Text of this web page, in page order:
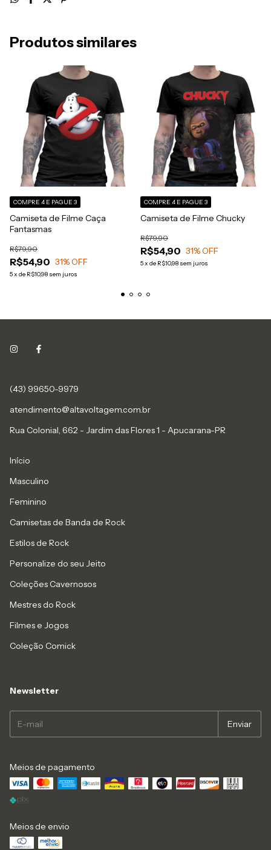
Produtos similares
Camiseta de Filme Caça
Fantasmas
R$54,90
R$79,90
31% OFF
5x de R$10,98 sem juros
COMPRE 4 E PAGUE 3
Camiseta de Filme Chucky
R$54,90
R$79,90
31% OFF
5x de R$10,98 sem juros
COMPRE 4 E PAGUE 3
(43) 99650-9979
atendimento@altavoltagem.com.br
Rua Colonial, 662 - Jardim das Flores 1 - Apucarana-PR
Início
Masculino
Feminino
Camisetas de Banda de Rock
Estilos de Rock
Personalize do seu Jeito
Coleções Cavernosos
Mestres do Rock
Filmes e Jogos
Coleção Comick
Newsletter
Meios de pagamento
Meios de envio